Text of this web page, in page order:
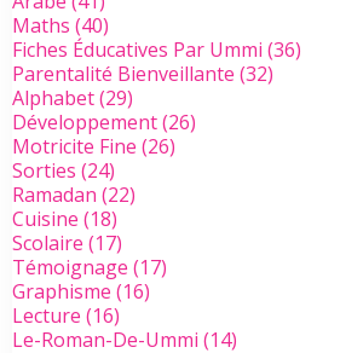
Maths (40)
Fiches Éducatives Par Ummi (36)
Parentalité Bienveillante (32)
Alphabet(29)
Développement(26)
Motricite Fine (26)
Sorties (24)
Ramadan (22)
Cuisine (18)
Scolaire (17)
Témoignage (17)
Graphisme (16)
Lecture (16)
Le-Roman-De-Ummi (14)